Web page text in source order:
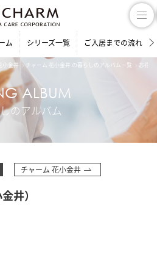
ム シリーズ一覧 ご入居までの流れ
小金井 チャーム 花小金井 の暮らしのアルバム一覧 お花
ALBUM
のアルバム
チャーム 花小金井
井）